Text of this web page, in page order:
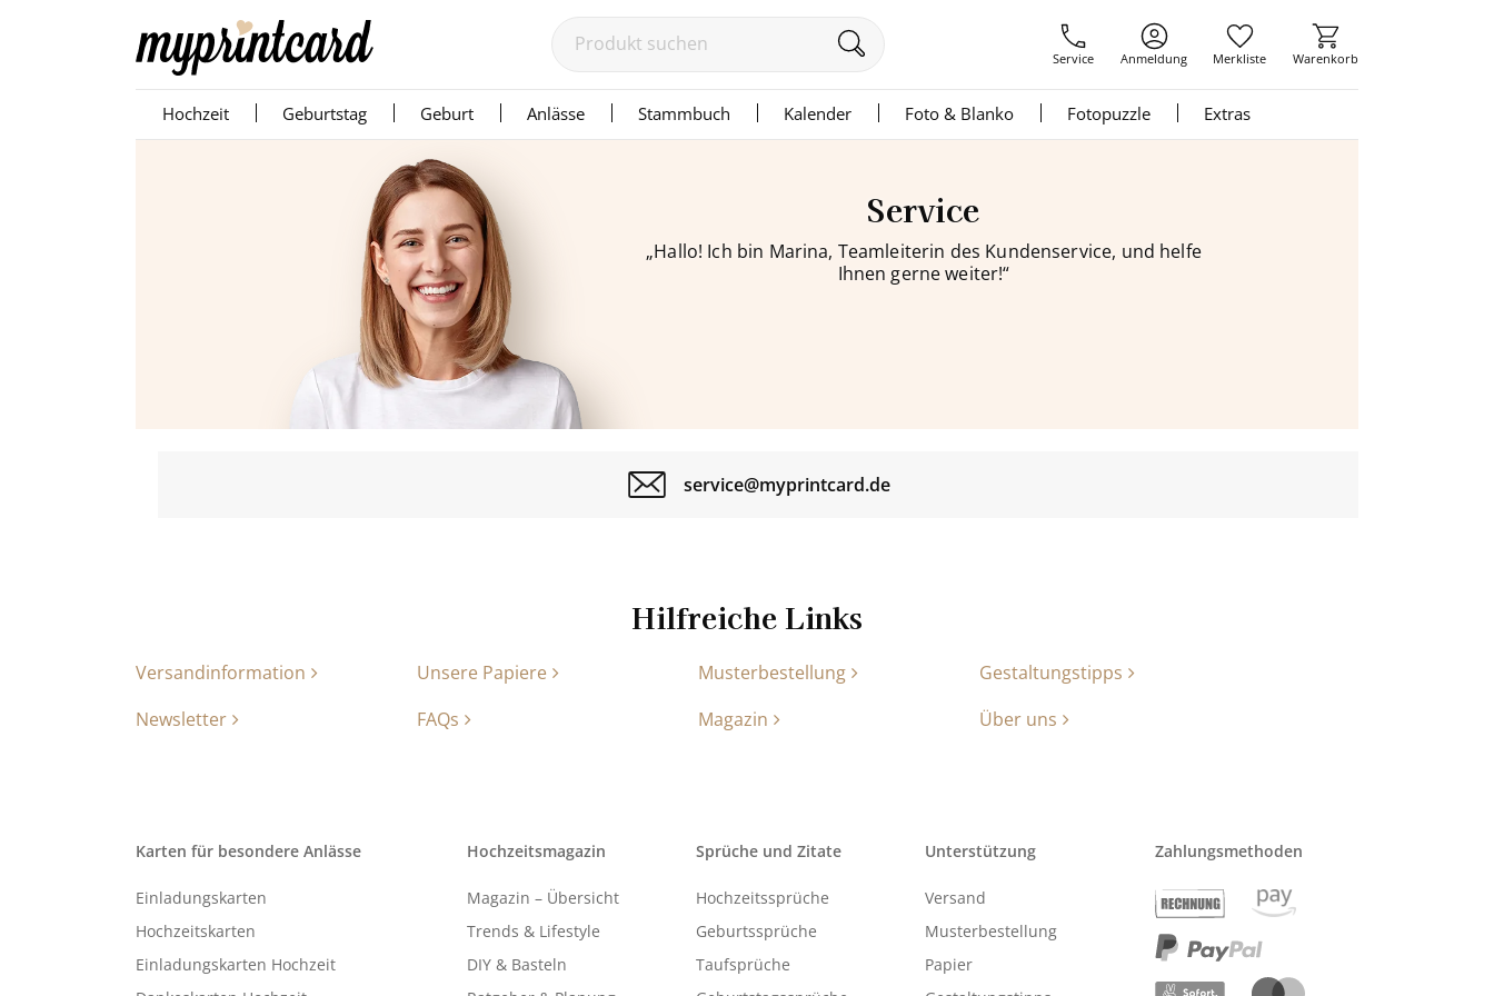
Service Anmeldung Merkliste Warenkorb
Hochzeit Geburtstag Geburt Anlässe Stammbuch Kalender Foto & Blanko Fotopuzzle Extras
Service
„Hallo! Ich bin Marina, Teamleiterin des Kundenservice, und helfe
Ihnen gerne weiter!“
service@myprintcard.de
Hilfreiche Links
Versandinformation Unsere Papiere Musterbestellung
Gestaltungstipps
Newsletter
FAQs Magazin Über uns
Karten für besondere Anlässe
Einladungskarten
Hochzeitskarten
Einladungskarten Hochzeit
Hochzeitsmagazin
Magazin – Übersicht
Trends & Lifestyle
DIY & Basteln
Sprüche und Zitate
Hochzeitssprüche
Geburtssprüche
Taufsprüche
Unterstützung
Versand
Musterbestellung
Papier
Zahlungsmethoden